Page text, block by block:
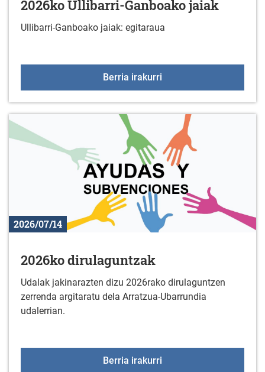
2026ko Ullibarri-Ganboako jaiak
Ullibarri-Ganboako jaiak: egitaraua
Berria irakurri
2026/07/14
2026ko dirulaguntzak
Udalak jakinarazten dizu 2026rako dirulaguntzen
zerrenda argitaratu dela Arratzua-Ubarrundia
udalerrian.
Berria irakurri